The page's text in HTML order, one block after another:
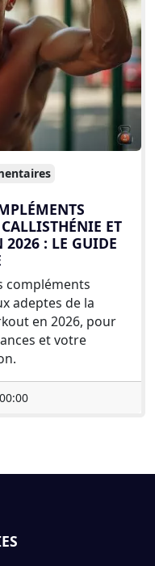
ET
2026 : LE GUIDE
compléments
adeptes de la
en 2026, pour
et votre